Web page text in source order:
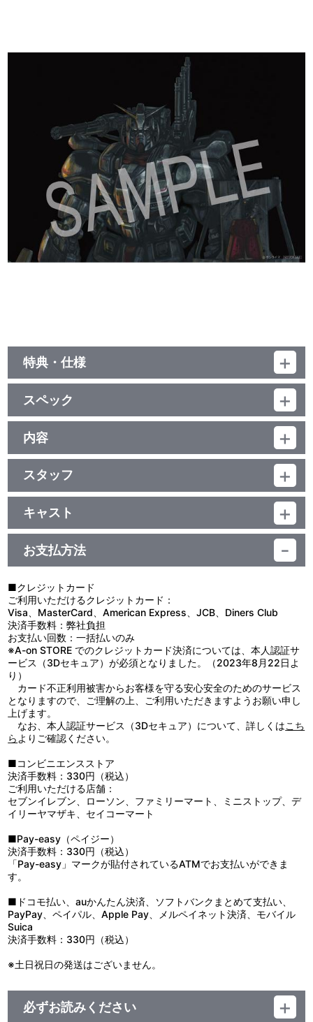
特典・仕様
特典
■特製ブックレット
■オリジナルサウンドトラック【Film Edition】（2枚組）
■特典ディスク（1枚）
・PV
・メカ３Dモデル映像集
・メイキング映像
・パイロットフィルム
他、仕様
メカニカルスーパーバイザー・山根公利 新規描き下ろし収納ボッ
クス
スペック
品番：BCXA-2067
ジャンル：オリジナルアニメ
本編ﾃﾞｨｽｸ：141分＋特典ﾃﾞｨｽｸ：51分
本編ﾃﾞｨｽｸ：ﾄﾞﾙﾋﾞｰTrueHD(5.1ch）・ﾘﾆｱPCM(ｽﾃﾚｵ)／AVC／
BD50G／16:9<1080p High Definition>／英語・日本語音声／日本
語 ・英語字幕付(ON・OFF可能)
特典ﾃﾞｨｽｸ：ﾘﾆｱPCM(ｽﾃﾚｵ)／AVC／BD25G／16:9<1080i High
Definition>・一部16:9<1080p High Definition>／カラー／確196分
／1巻
内容
制作年度：2024年
【6話収録】
宇宙世紀0079年、ジオン公国は地球連邦政府からの独立を宣言
し戦争状態に突入した。新兵器モビルスーツの活躍により序盤こそ
優位を保ったジオン軍だったが、地球の全面制圧を行う戦力はなく
戦況は膠着する。そして開戦から11ヶ月後、東欧のジオン軍占領下
にある基地の一つが連邦軍に奪取される。その奪還に向かう混成大
隊の中に、宇宙から降りてきたばかりのモビルスーツ小隊、ソラリ
■第1話「HAUNTED FOREST 呪いの森」
地球連邦軍に奪取された基地を取り戻すべく出陣したソラリたち
レッド・ウルフ隊。待ち伏せを撃破し、基地を無事に取り戻す。し
かしその夜、再び襲い来る地球連邦軍。そして戦火に揺れる基地の
中に現れたのは……
■第2話「BROKEN 敗走」
地球連邦軍とガンダムの攻撃により壊滅していくジオン軍。部下
であるルショーンを助け出したソラリは生き延びるため戦場を彷徨
する。その道すがら出会う様々な者たち。彼らを守るべく、ソラリ
は再び操縦桿を握る。
■第3話「JUNKYARD ジャンクヤード」
落ち延びた先の旅団本部は既に壊滅していた。次なる安全地帯を
旧友や、頑迷な士官。ガンダムの気配を感じるソラリは対抗策を打
ち出すのだった。
■第4話「NIGHT CALLER 夜の訪問者」
ガンダムとジムの襲撃を受けるリサイクル・センター。ソラリと
ルショーンは改修型ザクIIで出陣し応戦する。戦友の死がルショー
とになり……
■第5話「THE RIVER 境界の河」
ケラーネ少将からの命によりジムの奪取に向かうソラリたち。連
邦軍の車両を強奪し、目的地に向かう。道中で友軍に襲われながら
会いを果たすのだった。
■第6話（最終話）「CONVOY TO OBLIVION 忘却への旅路」
連邦軍の一大攻勢を受け、ソラリたちは宇宙港のあるオデッサへ
と撤退する。戦場となった市街を進む中でソラリは再び皆を守るた
中に去来する思いとは……
スタッフ
企画：バンダイナムコフィルムワークス／制作：サンライズ／共同
制作：SAFEHOUSE／監督：エラスマス・ブロスダウ／エグゼクテ
ィブプロデューサー：浅沼 誠、小形尚弘、櫻井大樹、ギャビン・ハ
イナイト／アニメーションプロデューサー・音響監督：由良浩明／
プロデューサー：彌富健一／脚本：ギャビン・ハイナイト／キャラ
クターデザイン：マヌエル・アウグスト・ディシンジャー・モウラ
フォトグラフィ：笠岡淳平／音楽：ウィルバート・ロジェⅡ／製
作：バンダイナムコフィルムワークス
キャスト
イリヤ・ソラリ：シリア・マッシンガム（英語版）、森 なな子（日
本語版）／ニーランド・ルショーン：ラバンス（英語版）、石毛翔
弥（日本語版）／リード・ゲルフィ（チャブス）：ジェイムズ・ワ
ニエル・ウィッシーズ（英語版）、綿貫竜之介（日本語版）／アン
ダー・ヒートン：アンドリュー・ウォールナー（英語版）、原 良丞
（日本語版）／オニー・カスガ：マックスウェル・パワーズ（英語
版）、大塚剛央（日本語版）／ヘイリー・アーフン：ジェシカ・ス
パイス（英語版）、河瀬茉希（日本語版）／アルフィー・ザイドス
（ギアヘッド）：モリス・シェルトン（英語版）、中 博史（日本語
版）／ロルフ・ロネ：クリス・パーハム（英語版）、大塚芳忠（日
本語版）／ユーリ・ケラーネ：デリック・ドーバー（英語版）、上
恭ノ介（日本語版）／ガンダムパイロット：コール・ヤードン（英
語版）、浦 和希（日本語版）
お支払方法
■クレジットカード
ご利用いただけるクレジットカード：
Visa、MasterCard、American Express、JCB、Diners Club
決済手数料：弊社負担
お支払い回数：一括払いのみ
※A-on STORE でのクレジットカード決済については、本人認証サ
ービス（3Dセキュア）が必須となりました。（2023年8月22日よ
り）
カード不正利用被害からお客様を守る安心安全のためのサービス
となりますので、ご理解の上、ご利用いただきますようお願い申し
上げます。
なお、本人認証サービス（3Dセキュア）について、詳しくはこち
ら よりご確認ください。
■コンビニエンスストア
決済手数料：330円（税込）
ご利用いただける店舗：
セブンイレブン、ローソン、ファミリーマート、ミニストップ、デ
イリーヤマザキ、セイコーマート
■Pay-easy（ペイジー）
決済手数料：330円（税込）
「Pay-easy」マークが貼付されているATMでお支払いができま
す。
■ドコモ払い、auかんたん決済、ソフトバンクまとめて支払い、
PayPay、ペイパル、Apple Pay、メルペイネット決済、モバイル
Suica
決済手数料：330円（税込）
※土日祝日の発送はございません。
必ずお読みください